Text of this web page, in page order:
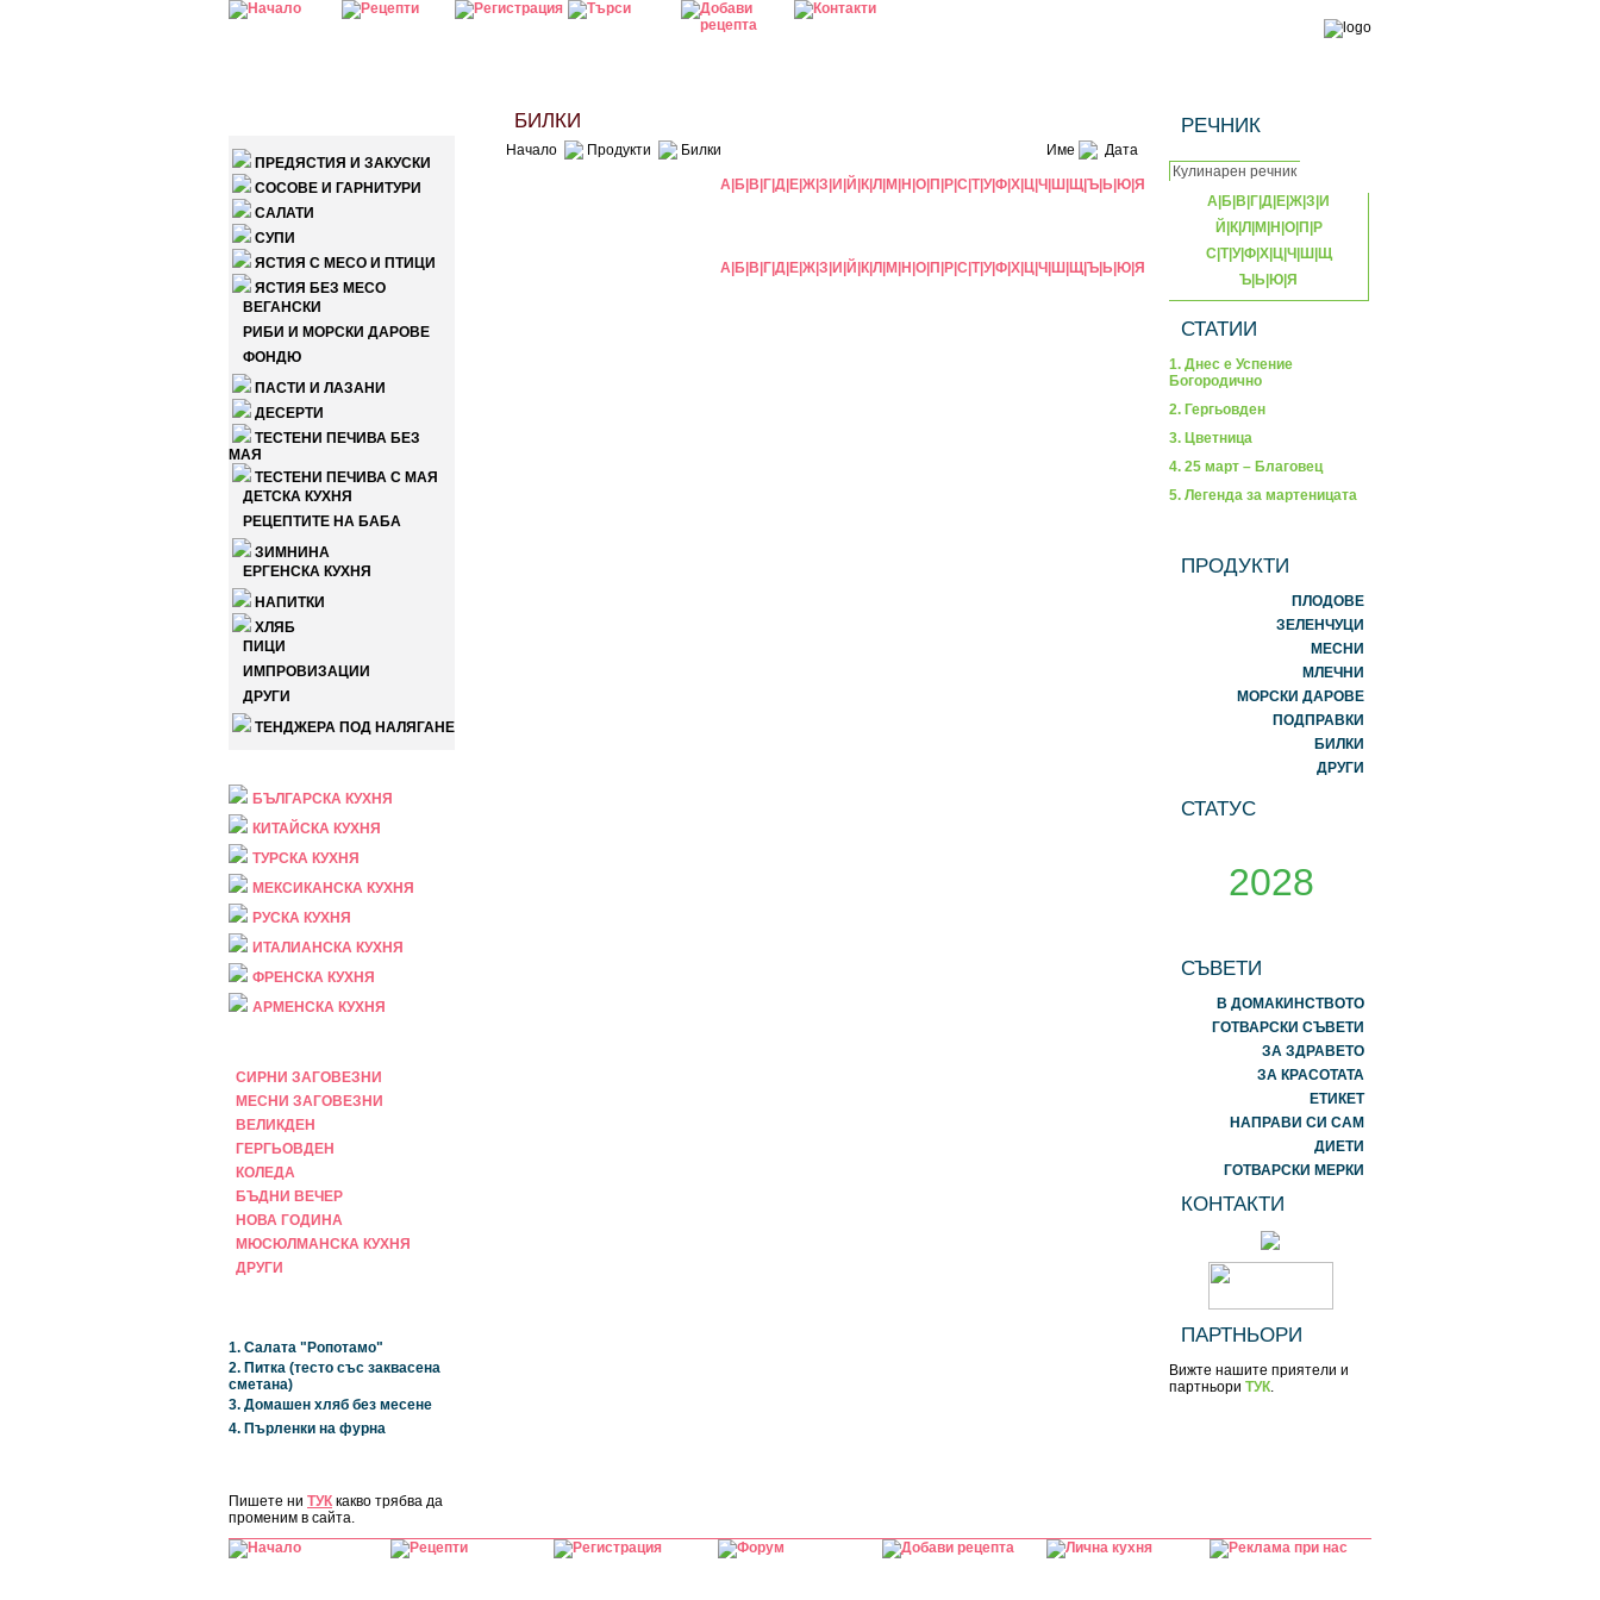
ПРЕДЯСТИЯ И ЗАКУСКИ
СОСОВЕ И ГАРНИТУРИ
САЛАТИ
СУПИ
ЯСТИЯ С МЕСО И ПТИЦИ
ЯСТИЯ БЕЗ МЕСО
ВЕГАНСКИ
РИБИ И МОРСКИ ДАРОВЕ
ФОНДЮ
ПАСТИ И ЛАЗАНИ
ДЕСЕРТИ
ТЕСТЕНИ ПЕЧИВА БЕЗ
МАЯ
ТЕСТЕНИ ПЕЧИВА С МАЯ
ДЕТСКА КУХНЯ
РЕЦЕПТИТЕ НА БАБА
ЗИМНИНА
ЕРГЕНСКА КУХНЯ
НАПИТКИ
ХЛЯБ
ПИЦИ
ИМПРОВИЗАЦИИ
ДРУГИ
ТЕНДЖЕРА ПОД НАЛЯГАНЕ
БЪЛГАРСКА КУХНЯ
КИТАЙСКА КУХНЯ
ТУРСКА КУХНЯ
МЕКСИКАНСКА КУХНЯ
РУСКА КУХНЯ
ИТАЛИАНСКА КУХНЯ
ФРЕНСКА КУХНЯ
АРМЕНСКА КУХНЯ
СИРНИ ЗАГОВЕЗНИ
МЕСНИ ЗАГОВЕЗНИ
ВЕЛИКДЕН
ГЕРГЬОВДЕН
КОЛЕДА
БЪДНИ ВЕЧЕР
НОВА ГОДИНА
МЮСЮЛМАНСКА КУХНЯ
ДРУГИ
1. Салата "Ропотамо"
2. Питка (тесто със заквасена
сметана)
3. Домашен хляб без месене
4. Пърленки на фурна
Пишете ни ТУК какво трябва да
променим в сайта.
БИЛКИ
Начало Продукти Билки Име Дата
А Б В Г Д Е Ж З И Й К Л М Н О П Р С Т|У|Ф Х Ц Ч Ш Щ Ъ Ь Ю Я
А Б В Г Д Е Ж З И Й К Л М Н О П Р С Т|У|Ф Х Ц Ч Ш Щ Ъ Ь Ю Я
РЕЧНИК
А Б В Г Д Е Ж З И
Й К| Л М Н О| П Р
С Т|У|Ф| Х| Ц| Ч Ш Щ
Ъ Ь Ю Я
СТАТИИ
1. Днес е Успение
Богородично
2. Гергьовден
3. Цветница
4. 25 март – Благовец
5. Легенда за мартеницата
ПРОДУКТИ
ПЛОДОВЕ
ЗЕЛЕНЧУЦИ
МЕСНИ
МЛЕЧНИ
МОРСКИ ДАРОВЕ
ПОДПРАВКИ
БИЛКИ
ДРУГИ
СТАТУС
2028
СЪВЕТИ
В ДОМАКИНСТВОТО
ГОТВАРСКИ СЪВЕТИ
ЗА ЗДРАВЕТО
ЗА КРАСОТАТА
ЕТИКЕТ
НАПРАВИ СИ САМ
ДИЕТИ
ГОТВАРСКИ МЕРКИ
КОНТАКТИ
ПАРТНЬОРИ
Вижте нашите приятели и
партньори ТУК.